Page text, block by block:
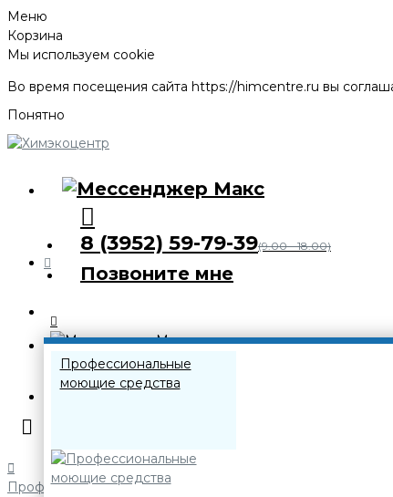
Меню
Корзина
Мы используем cookie
Во время посещения сайта https://himcentre.ru вы
Понятно
8 (3952) 59-79-39(9.00 - 18.00)
Позвоните мне
Профессиональные
моющие средства
8 (3952) 59-79-39
Профессиональные моющие средства